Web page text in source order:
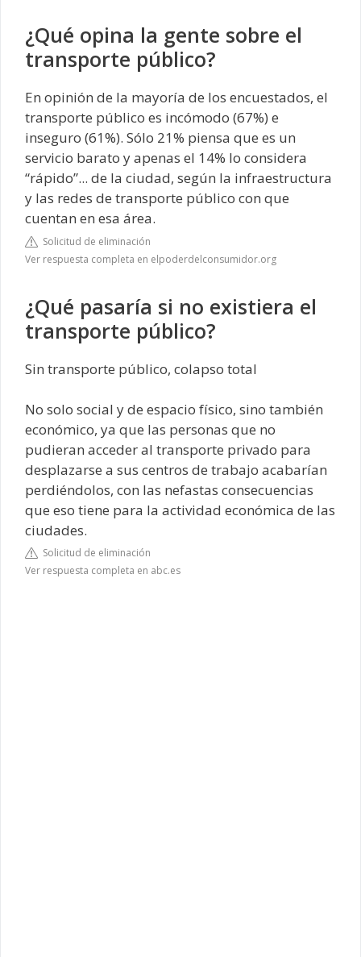
¿Qué opina la gente sobre el
transporte público?
En opinión de la mayoría de los encuestados, el
transporte público es incómodo (67%) e
inseguro (61%). Sólo 21% piensa que es un
servicio barato y apenas el 14% lo considera
“rápido”... de la ciudad, según la infraestructura
y las redes de transporte público con que
cuentan en esa área.
Solicitud de eliminación
Ver respuesta completa en elpoderdelconsumidor.org
¿Qué pasaría si no existiera el
transporte público?
Sin transporte público, colapso total
No solo social y de espacio físico, sino también
económico, ya que las personas que no
pudieran acceder al transporte privado para
desplazarse a sus centros de trabajo acabarían
perdiéndolos, con las nefastas consecuencias
que eso tiene para la actividad económica de las
ciudades.
Solicitud de eliminación
Ver respuesta completa en abc.es